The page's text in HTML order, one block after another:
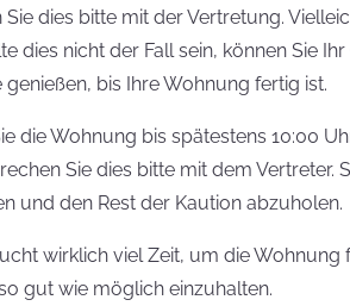
dies bitte mit der Vertretung.
dies nicht der Fall sein, können Sie
genießen, bis Ihre Wohnung fertig ist.
die Wohnung bis spätestens 10:00
Sie dies bitte mit dem Vertreter.
und den Rest der Kaution abzuholen.
wirklich viel Zeit, um die Wohnung
gut wie möglich einzuhalten.